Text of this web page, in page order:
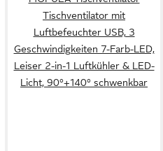
Tischventilator mit
Luftbefeuchter USB, 3
Geschwindigkeiten 7-Farb-LED,
Leiser 2-in-1 Luftkühler & LED-
Licht, 90°+140° schwenkbar